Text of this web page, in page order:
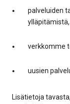
palveluiden
verkkomme
uusien
Lisätietoja